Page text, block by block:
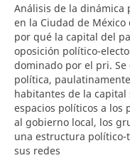
Análisis de la dinámica
en la Ciudad de
por qué la capital del
oposición político-
dominado por el pri.
política,
habitantes de la
espacios políticos a los
al gobierno local, los
una estructura
sus redes